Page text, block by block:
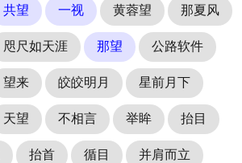
共望 一视 黄蓉望 那夏风
咫尺如天涯 那望 公路软件
望来 皎皎明月 星前月下
天望 不相言 举眸 抬目
抬首 循目 并肩而立